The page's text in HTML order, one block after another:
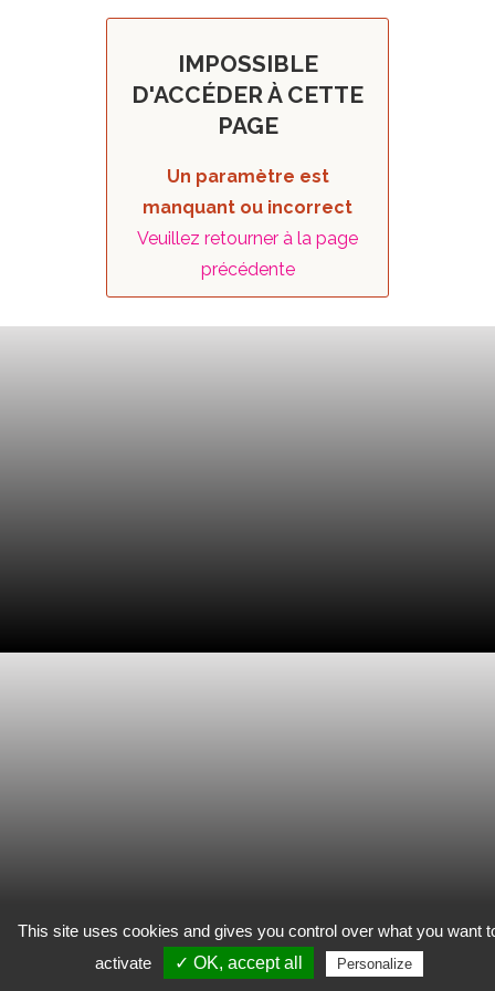
IMPOSSIBLE
D'ACCÉDER À CETTE
PAGE
Un paramètre est
manquant ou incorrect
Veuillez retourner à la page
précédente
This site uses cookies and gives you control over what you want
activate
✓ OK, accept all Personalize